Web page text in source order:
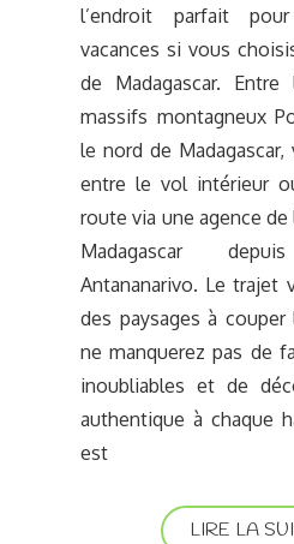
l’endroit parfait
vacances si vous
de Madagascar.
massifs montagneux
le nord de
entre le vol intérieur
route via une agence
Madagascar
Antananarivo. Le trajet
des paysages à
ne manquerez pas de
inoubliables et de
authentique à chaque
est
LIRE LA